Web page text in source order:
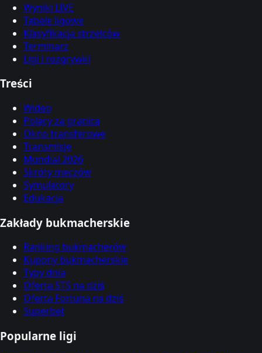
Wyniki LIVE
Tabele ligowe
Klasyfikacja strzelców
Terminarz
Ligi i rozgrywki
Treści
Wideo
Polacy za granicą
Okno transferowe
Transmisje
Mundial 2026
Skróty meczów
Symulatory
Edukacja
Zakłady bukmacherskie
Ranking bukmacherów
Kupony bukmacherskie
Typy dnia
Oferta STS na dziś
Oferta Fortuna na dziś
Superbet
Popularne ligi